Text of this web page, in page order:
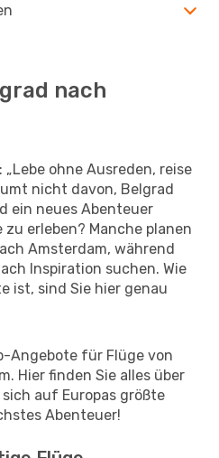
nach
ohne Ausreden, reise
nicht davon, Belgrad
ein neues Abenteuer
erleben? Manche planen
Amsterdam, während
Inspiration suchen. Wie
ist, sind Sie hier genau
Angebote für Flüge von
Hier finden Sie alles über
sich auf Europas größte
Abenteuer!